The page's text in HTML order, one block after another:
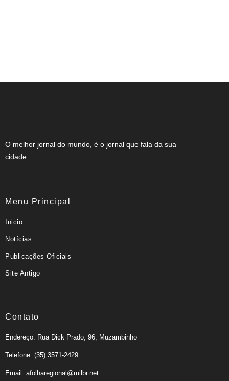
O melhor jornal do mundo, é o jornal que fala da sua
cidade.
Menu Principal
Inicio
Notícias
Publicações Oficiais
Site Antigo
Contato
Endereço: Rua Dick Prado, 96, Muzambinho
Telefone: (35) 3571-2429
Email: afolharegional@milbr.net